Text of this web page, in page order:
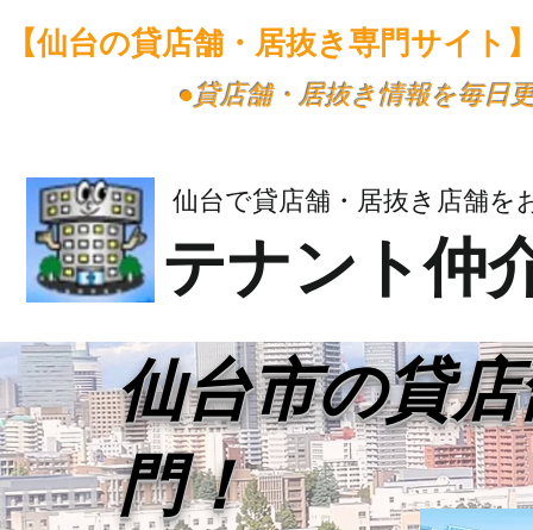
【仙台の貸店舗・居抜き専門サイト
​●貸店舗・居抜き情報を毎日
仙台で貸店舗・居抜き店舗を
テナント仲
仙台市の貸
門！